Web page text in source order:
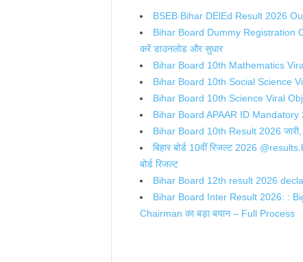
BSEB Bihar DElEd Result 2026
Bihar Board Dummy Registration
करें डाउनलोड और सुधार
Bihar Board 10th Mathematics Viral
Bihar Board 10th Social Science
Bihar Board 10th Science Viral
Bihar Board APAAR ID Mandatory
Bihar Board 10th Result 2026
बिहार बोर्ड 10वीं रिजल्ट 2026
बोर्ड रिजल्ट
Bihar Board 12th result 2026
Bihar Board Inter Result 2026: : Big
Chairman का बड़ा बयान – Full Process